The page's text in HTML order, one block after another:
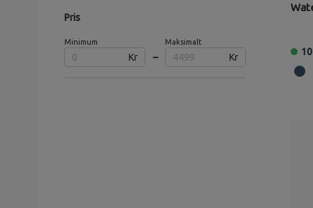
Pris
Minimum
Kr –
Maksimalt
Kr